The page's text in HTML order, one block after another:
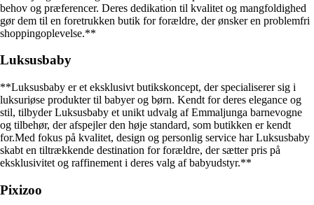
behov og præferencer. Deres dedikation til kvalitet og mangfoldighed
gør dem til en foretrukken butik for forældre, der ønsker en problemfri
shoppingoplevelse.**
Luksusbaby
**Luksusbaby er et eksklusivt butikskoncept, der specialiserer sig i
luksuriøse produkter til babyer og børn. Kendt for deres elegance og
stil, tilbyder Luksusbaby et unikt udvalg af Emmaljunga barnevogne
og tilbehør, der afspejler den høje standard, som butikken er kendt
for.Med fokus på kvalitet, design og personlig service har Luksusbaby
skabt en tiltrækkende destination for forældre, der sætter pris på
eksklusivitet og raffinement i deres valg af babyudstyr.**
Pixizoo